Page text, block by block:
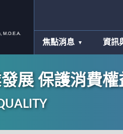
焦點消息 資訊
展 保護消費權